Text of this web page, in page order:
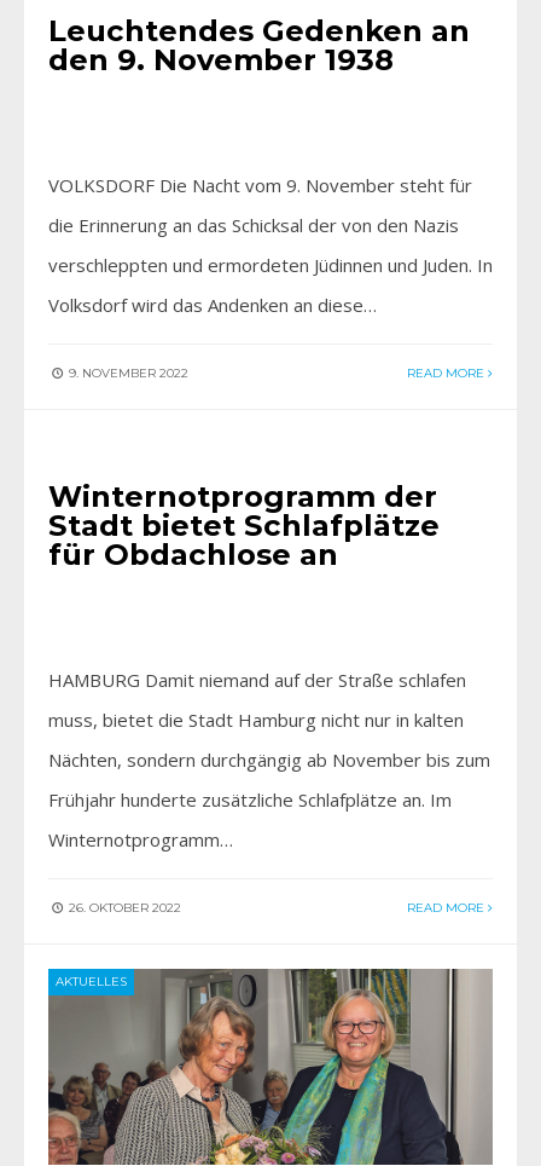
Leuchtendes Gedenken an
den 9. November 1938
VOLKSDORF Die Nacht vom 9. November steht für
die Erinnerung an das Schicksal der von den Nazis
verschleppten und ermordeten Jüdinnen und Juden. In
Volksdorf wird das Andenken an diese…
9. NOVEMBER 2022 READ MORE
Winternotprogramm der
Stadt bietet Schlafplätze
für Obdachlose an
HAMBURG Damit niemand auf der Straße schlafen
muss, bietet die Stadt Hamburg nicht nur in kalten
Nächten, sondern durchgängig ab November bis zum
Frühjahr hunderte zusätzliche Schlafplätze an. Im
Winternotprogramm…
26. OKTOBER 2022 READ MORE
AKTUELLES